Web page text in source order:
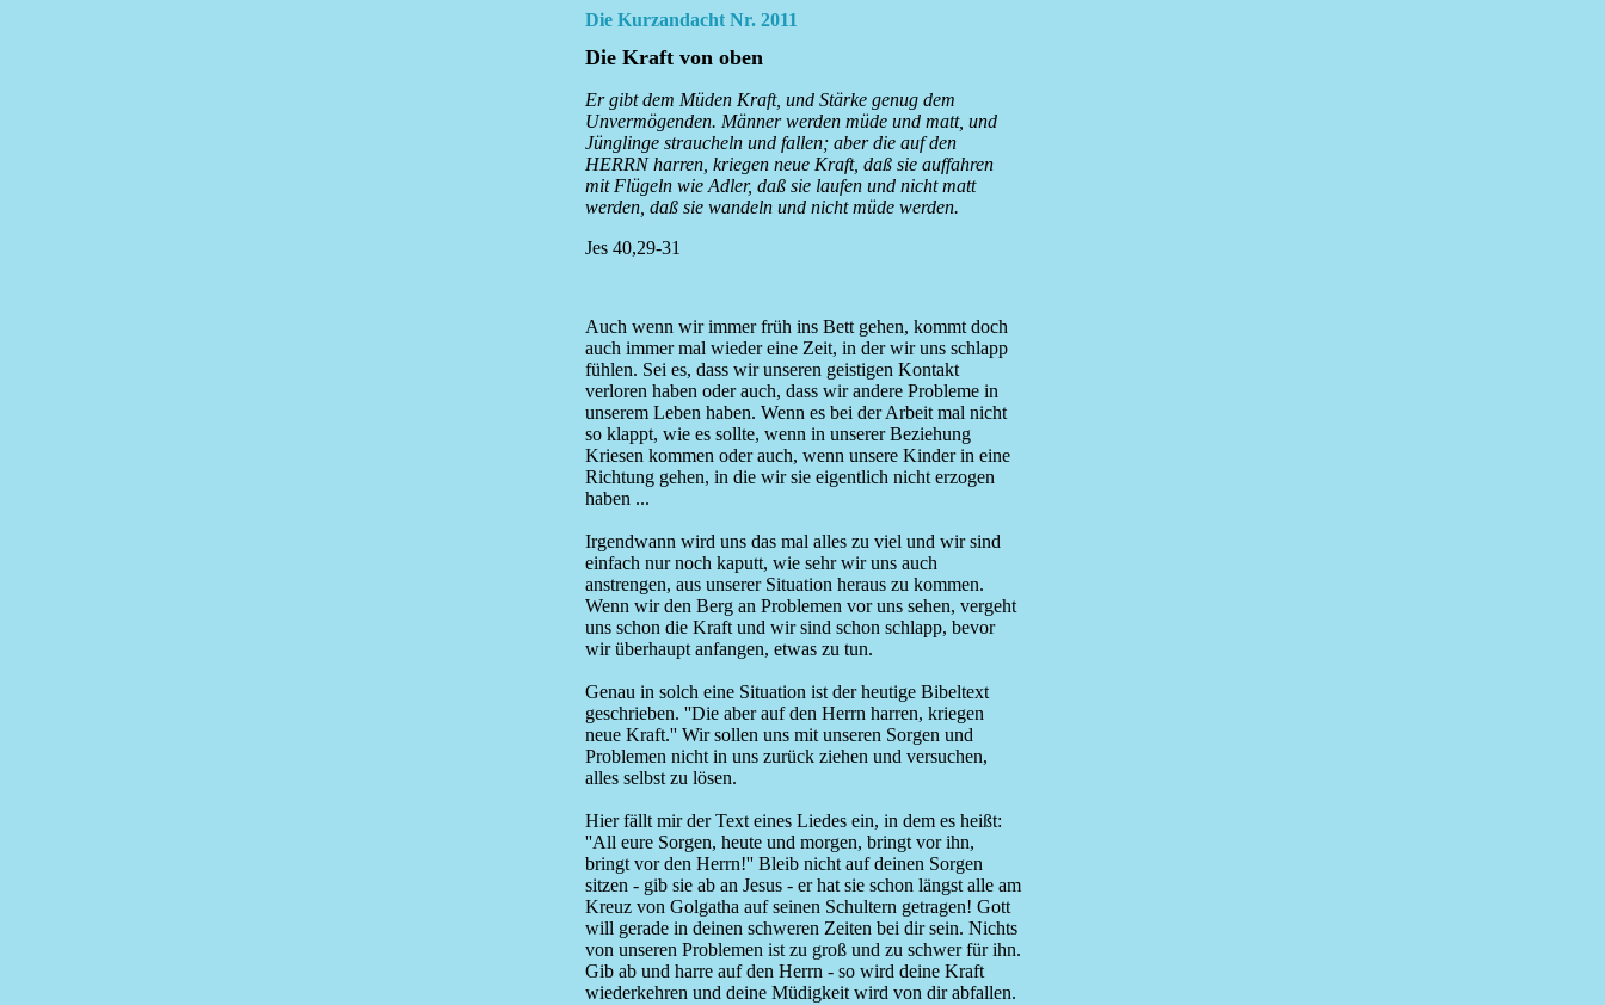
Die Kurzandacht Nr. 2011
Die Kraft von oben
Er gibt dem Müden Kraft, und Stärke genug dem
Unvermögenden. Männer werden müde und matt, und
Jünglinge straucheln und fallen; aber die auf den
HERRN harren, kriegen neue Kraft, daß sie auffahren
mit Flügeln wie Adler, daß sie laufen und nicht matt
werden, daß sie wandeln und nicht müde werden.
Jes 40,29-31
Auch wenn wir immer früh ins Bett gehen, kommt doch
auch immer mal wieder eine Zeit, in der wir uns schlapp
fühlen. Sei es, dass wir unseren geistigen Kontakt
verloren haben oder auch, dass wir andere Probleme in
unserem Leben haben. Wenn es bei der Arbeit mal nicht
so klappt, wie es sollte, wenn in unserer Beziehung
Kriesen kommen oder auch, wenn unsere Kinder in eine
Richtung gehen, in die wir sie eigentlich nicht erzogen
haben ...
Irgendwann wird uns das mal alles zu viel und wir sind
einfach nur noch kaputt, wie sehr wir uns auch
anstrengen, aus unserer Situation heraus zu kommen.
Wenn wir den Berg an Problemen vor uns sehen, vergeht
uns schon die Kraft und wir sind schon schlapp, bevor
wir überhaupt anfangen, etwas zu tun.
Genau in solch eine Situation ist der heutige Bibeltext
geschrieben. ''Die aber auf den Herrn harren, kriegen
neue Kraft.'' Wir sollen uns mit unseren Sorgen und
Problemen nicht in uns zurück ziehen und versuchen,
alles selbst zu lösen.
Hier fällt mir der Text eines Liedes ein, in dem es heißt:
''All eure Sorgen, heute und morgen, bringt vor ihn,
bringt vor den Herrn!'' Bleib nicht auf deinen Sorgen
sitzen - gib sie ab an Jesus - er hat sie schon längst alle am
Kreuz von Golgatha auf seinen Schultern getragen! Gott
will gerade in deinen schweren Zeiten bei dir sein. Nichts
von unseren Problemen ist zu groß und zu schwer für ihn.
Gib ab und harre auf den Herrn - so wird deine Kraft
wiederkehren und deine Müdigkeit wird von dir abfallen.